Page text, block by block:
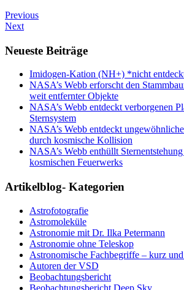
Previous
Next
Neueste Beiträge
Imidogen-Kation (NH+) *nicht
NASA’s Webb erforscht den
weit entfernter Objekte
NASA’s Webb entdeckt verborgenen
Sternsystem
NASA’s Webb entdeckt
durch kosmische Kollision
NASA’s Webb enthüllt
kosmischen Feuerwerks
Artikelblog- Kategorien
Astrofotografie
Astromoleküle
Astronomie mit Dr. Ilka Petermann
Astronomie ohne Teleskop
Astronomische Fachbegriffe – kurz
Autoren der VSD
Beobachtungsbericht